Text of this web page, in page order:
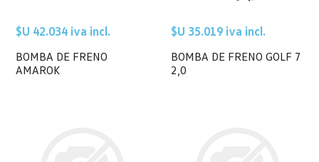
$U 42.034 iva incl.
BOMBA DE FRENO
AMAROK
$U 35.019 iva incl.
BOMBA DE FRENO GOLF 7
2,0